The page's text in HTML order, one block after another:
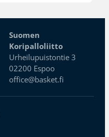
Suomen
Koripalloliitto
Urheilupuistontie 3
02200 Espoo
office@basket.fi